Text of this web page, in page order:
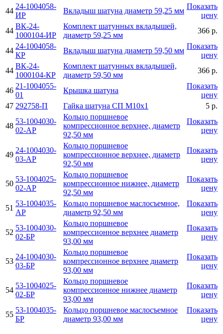
44
24-1004058-
ИР
Вкладыш шатуна диаметр 59,25 мм
Показать
цену
44
ВК-24-
1000104-ИР
Комплект шатунных вкладышей,
диаметр 59,25 мм
366 р.
44
24-1004058-
КР
Вкладыш шатуна диаметр 59,50 мм
Показать
цену
44
ВК-24-
1000104-КР
Комплект шатунных вкладышей,
диаметр 59,50 мм
366 р.
46
21-1004055-
01
Крышка шатуна
Показать
цену
47 292758-П Гайка шатуна СП М10х1 5 р.
48
53-1004030-
02-AР
Кольцо поршневое
компрессионное верхнее, диаметр
92,50 мм
Показать
цену
49
24-1004030-
03-AР
Кольцо поршневое
компрессионное верхнее, диаметр
92,50 мм
Показать
цену
50
53-1004025-
02-AР
Кольцо поршневое
компрессионное нижнее, диаметр
92,50 мм
Показать
цену
51
53-1004035-
AР
Кольцо поршневое маслосъемное,
диаметр 92,50 мм
Показать
цену
52
53-1004030-
02-БР
Кольцо поршневое
компрессионное верхнее диаметр
93,00 мм
Показать
цену
53
24-1004030-
03-БР
Кольцо поршневое
компрессионное верхнее диаметр
93,00 мм
Показать
цену
54
53-1004025-
02-БР
Кольцо поршневое
компрессионное нижнее диаметр
93,00 мм
Показать
цену
55
53-1004035-
БР
Кольцо поршневое маслосъемное
диаметр 93,00 мм
Показать
цену